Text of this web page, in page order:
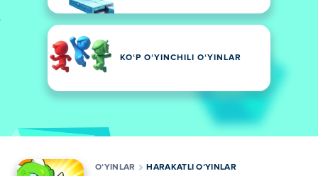
KOʻP OʻYINCHILI OʻYINLAR
OʻYINLAR HARAKATLI OʻYINLAR